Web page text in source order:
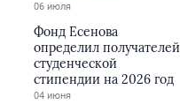
06 июля
Фонд Есенова
определил получателей
студенческой
стипендии на 2026 год
04 июня